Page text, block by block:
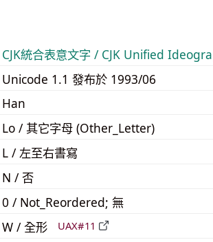
CJK統合表意文字 / CJK Unified
Unicode 1.1 發布於 1993/06
Han
Lo / 其它字母 (Other_Letter)
L / 左至右書寫
N / 否
0 / Not_Reordered; 無
W / 全形 UAX#11